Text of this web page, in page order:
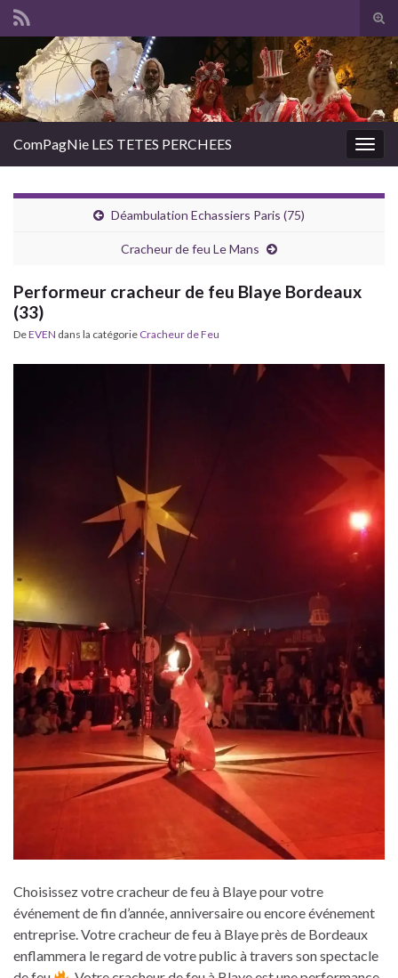
Search for:
ComPagNie LES TETES PERCHEES
Déambulation Echassiers Paris (75)
Cracheur de feu Le Mans
Performeur cracheur de feu Blaye Bordeaux
(33)
DeEVEN dans la catégorie Cracheur de Feu
Choisissez votre cracheur de feu à Blaye pour votre
événement de fin d’année, anniversaire ou encore événement
entreprise. Votre cracheur de feu à Blaye près de Bordeaux
enflammera le regard de votre public à travers son spectacle